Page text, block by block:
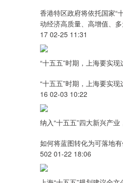
香港特区政府将依托国家“
动经济高质量、高增值、多
17 02-25 11:31
“十五五”时期，上海要实现
“十五五”时期，上海要实现
16 02-03 10:22
纳入“十五五”四大新兴产
如何将蓝图转化为可落地
502 01-22 18:06